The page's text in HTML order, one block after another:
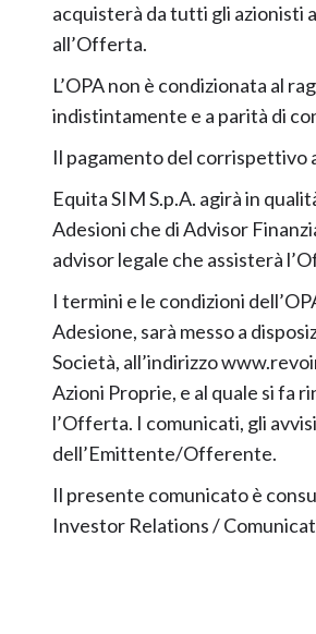
acquisterà da tutti gli azionisti
all’Offerta.
L’OPA non è condizionata al
indistintamente e a parità di
Il pagamento del corrispettivo
Equita SIM S.p.A. agirà in
Adesioni che di Advisor
advisor legale che assisterà
I termini e le condizioni
Adesione, sarà messo a
Società, all’indirizzo
Azioni Proprie, e al quale si fa
l’Offerta. I comunicati, gli
dell’Emittente/Offerente.
Il presente comunicato è
Investor Relations /